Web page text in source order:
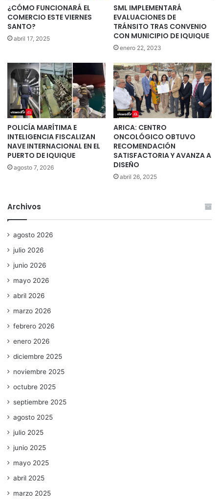
¿CÓMO FUNCIONARÁ EL
COMERCIO ESTE VIERNES
SANTO?
abril 17, 2025
SML IMPLEMENTARÁ
EVALUACIONES DE
TRÁNSITO TRAS CONVENIO
CON MUNICIPIO DE IQUIQUE
enero 22, 2023
POLICÍA MARÍTIMA E
INTELIGENCIA FISCALIZAN
NAVE INTERNACIONAL EN EL
PUERTO DE IQUIQUE
agosto 7, 2026
ARICA: CENTRO
ONCOLÓGICO OBTUVO
RECOMENDACIÓN
SATISFACTORIA Y AVANZA A
DISEÑO
abril 26, 2025
Archivos
agosto 2026
julio 2026
junio 2026
mayo 2026
abril 2026
marzo 2026
febrero 2026
enero 2026
diciembre 2025
noviembre 2025
octubre 2025
septiembre 2025
agosto 2025
julio 2025
junio 2025
mayo 2025
abril 2025
marzo 2025